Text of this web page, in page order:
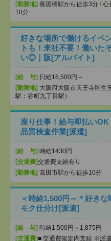
[勤務地] 長堀橋駅から徒歩3分 / 心
10分
好きな場所で働けるイベ
トも！来社不要！働いた
い◎｜阪[アルバイト]
[給 与] 日給16,500円～
[勤務地] 大阪府大阪市天王寺区生
駅：谷町九丁目駅）
座り仕事！給与即払いOK
品質検査作業[派遣]
[給 与] 時給1430円
[交通費]交通費支給有り
[勤務地] 高田市駅から徒歩10分
＜時給1,500円～＊好き
モク仕分け[派遣]
[給 与] 時給1,500円～1,875円
[交通費]■ 交通費規定内支給 ※派